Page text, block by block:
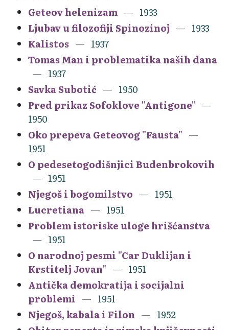
Geteov helenizam
1933
Ljubav u filozofiji Spinozinoj
1933
Kalistos
1937
Tomas Man i problematika naših dana
1937
Savka Subotić
1950
Pred prikaz Sofoklove ''Antigone''
1950
Oko prepeva Geteovog "Fausta"
1951
O pedesetogodišnjici Budenbrokovih
1951
Njegoš i bogomilstvo
1951
Lucretiana
1951
Problem istoriske uloge hrišćanstva
1951
O narodnoj pesmi "Car Duklijan i
Krstitelj Jovan"
1951
Antička demokratija i socijalni
problemi
1951
Njegoš, kabala i Filon
1952